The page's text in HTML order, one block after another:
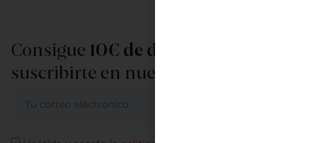
Consigue 10€ de descuento
suscribirte en nuestra newsletter